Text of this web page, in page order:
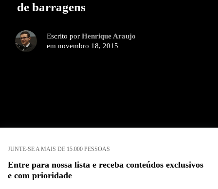
de barragens
Escrito por Henrique Araujo
em novembro 18, 2015
JUNTE-SE A MAIS DE 15.000 PESSOAS
Entre para nossa lista e receba conteúdos exclusivos
e com prioridade